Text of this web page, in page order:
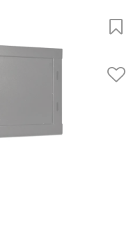
بیشترین
جستجوهای
#کابل شبکه